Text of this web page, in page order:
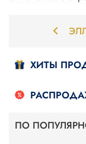
ХИТЫ
ПО